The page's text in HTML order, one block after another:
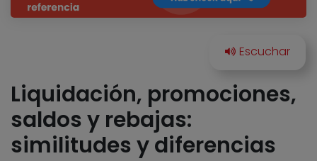
Liquidación, promociones,
saldos y rebajas:
similitudes y diferencias